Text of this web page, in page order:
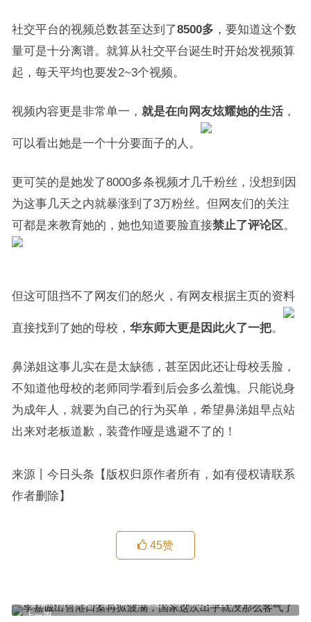
社交平台的视频总数甚至达到了8500多 ，要知道这个数
量可是十分离谱。就算从社交平台诞生时开始发视频算
起，每天平均也要发2~3个视频。
视频内容更是非常单一， 就是在向网友炫耀她的生活，
可以看出她是一个十分要面子的人。
更可笑的是她发了8000多条视频才几千粉丝，没想到因
为这事几天之内就暴涨到了3万粉丝。但网友们的关注
可都是来教育她的，她也知道要脸直接禁止了评论区。
但这可阻挡不了网友们的怒火，有网友根据主页的资料
直接找到了她的母校， 华东师大更是因此火了一把。
鼻涕姐这事儿实在是太缺德，甚至因此还让母校丢脸，
不知道他母校的老师同学看到后会多么羞愧。只能说身
为成年人，就要为自己的行为买单，希望鼻涕姐早点站
出来对老板道歉，装聋作哑是逃避不了的！
来源丨今日头条【版权归原作者所有，如有侵权请联系
作者删除】
45赞
上一篇
李嘉诚出售港口案再掀波澜，国家这次出手就没那么客气了